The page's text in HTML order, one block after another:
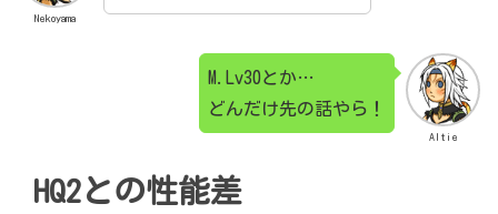
Nekoyama
Altie
M.Lv30とか…
どんだけ先の話やら！
HQ2との性能差